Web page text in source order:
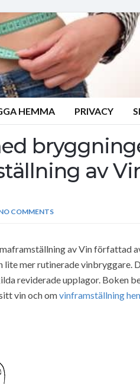
HEMMA PRIVACY
av
COMMENTS
av Vin författad
lite mer rutinerade vinbryggare.
reviderade upplagor. Boken
vin och omvinframställning